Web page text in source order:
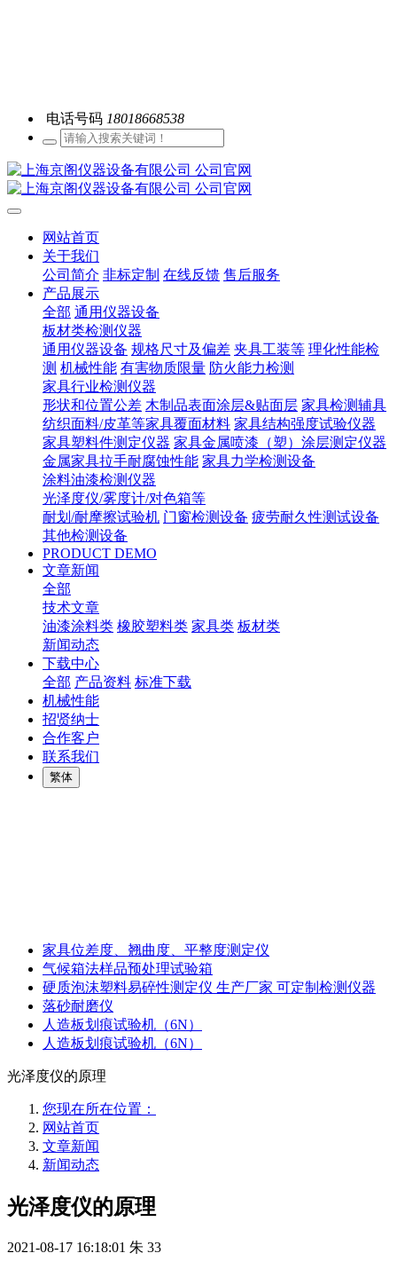
电话号码 18018668538
网站首页
关于我们
公司简介 非标定制 在线反馈 售后服务
产品展示
全部 通用仪器设备
板材类检测仪器
通用仪器设备 规格尺寸及偏差 夹具工装等 理化性能检
测 机械性能 有害物质限量 防火能力检测
家具行业检测仪器
形状和位置公差 木制品表面涂层&贴面层 家具检测辅具
纺织面料/皮革等家具覆面材料 家具结构强度试验仪器
家具塑料件测定仪器 家具金属喷漆（塑）涂层测定仪器
金属家具拉手耐腐蚀性能 家具力学检测设备
涂料油漆检测仪器
光泽度仪/雾度计/对色箱等
耐划/耐摩擦试验机 门窗检测设备 疲劳耐久性测试设备
其他检测设备
PRODUCT DEMO
文章新闻
全部
技术文章
油漆涂料类 橡胶塑料类 家具类 板材类
新闻动态
下载中心
全部 产品资料 标准下载
机械性能
招贤纳士
合作客户
联系我们
繁体
家具位差度、翘曲度、平整度测定仪
气候箱法样品预处理试验箱
硬质泡沫塑料易碎性测定仪 生产厂家 可定制检测仪器
落砂耐磨仪
人造板划痕试验机（6N）
人造板划痕试验机（6N）
光泽度仪的原理
您现在所在位置：
网站首页
文章新闻
新闻动态
光泽度仪的原理
2021-08-17 16:18:01 朱 33